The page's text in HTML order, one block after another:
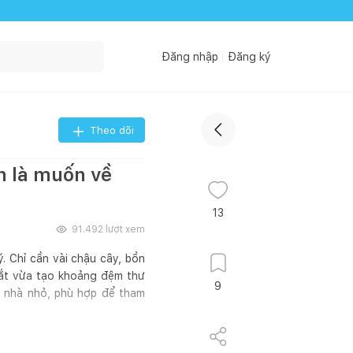
Đăng nhập Đăng ký
Theo dõi
là muốn về
91.492 lượt xem
Chỉ cần vài chậu cây, bồn
vừa tạo khoảng đệm thư
nhỏ, phù hợp để tham
13
9